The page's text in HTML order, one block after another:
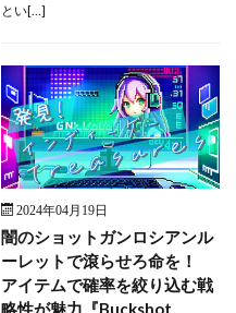
とい[…]
2024年04月19日
闇のショットガンロシアンル
ーレットで滾らせろ命を！
アイテムで確率を絞り込む戦
略性が魅力『Buckshot